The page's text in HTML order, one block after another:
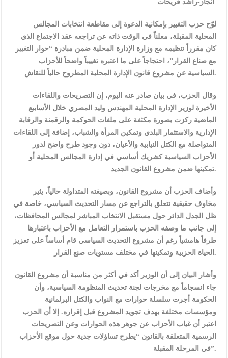
لوّح حزب التغيير بإمكانية الدعوة إلى مقاطعة انتخابات المجالس
المحلية المقبلة، معلناً في الوقت ذاته عن تراجعه عقد الاجتماع الذي
كان مقرراً تنظيمه مع وزارة الإدارة المحلية ضمن مبادرة “حوار التغيير
مع صناع القرار”، احتجاجاً على ما اعتبره تغييباً واضحاً للأحزاب
السياسية عن مشروع قانون الإدارة المحلية المطروح حالياً للنقاش.
وقال الحزب، في بيان صادر عنه اليوم، إن التصريحات واللقاءات
الأخيرة لوزير الإدارة المحلية المهندس وليد المصري خلال الأسابيع
الماضية ركزت بصورة مكثفة على ملفات الحوكمة والرقمنة والرقابة
الإدارية والاستثمار البلدي وتمكين المرأة والشباب، إضافة إلى اللقاءات
المتواصلة مع الكتل النيابية والأعيان، دون وجود طرح واضح لدور
الأحزاب السياسية كشريك أساسي في إدارة المجالس المحلية أو
تمكينها ضمن مشروع القانون الجديد.
وأضاف الحزب أن مشروع القانون، وبصيغته المتداولة حالياً، يثير
مخاوف حقيقية تتعلق بالتراجع عن مسار التحديث السياسي، خاصة في
ظل الجدل الدائر حول مستقبل الانتخاب المباشر لمجالس المحافظات،
إلى جانب ما وصفه الحزب باستمرار التعامل مع الأحزاب باعتبارها
طرفاً هامشياً رغم أن مشروع التحديث السياسي قام أساساً على تعزيز
الحياة الحزبية وتمكينها في مختلف مستويات صنع القرار.
وأشار البيان إلى أن الوزير أكد في أكثر من مناسبة أن مشروع القانون
جاء انسجاماً مع مخرجات لجنة تحديث المنظومة السياسية، وأن
الحكومة أجرت سلسلة حوارات مع النواب والكتل البرلمانية
ومؤسسات مختلفة بهدف تجويد المشروع قبل إقراره. إلا أن الحزب
اعتبر أن غياب الأحزاب عن جوهر هذه الحوارات وعن التصريحات
الرسمية المتعلقة بالقانون “يطرح تساؤلات جدية حول موقع الأحزاب
في المرحلة المقبلة”.